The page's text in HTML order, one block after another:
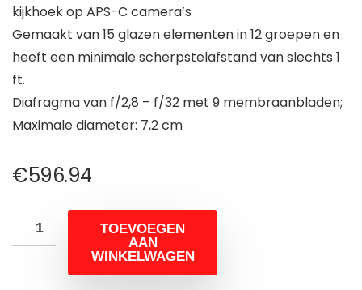
kijkhoek op APS-C camera’s
Gemaakt van 15 glazen elementen in 12 groepen en
heeft een minimale scherpstelafstand van slechts 1
ft.
Diafragma van f/2,8 – f/32 met 9 membraanbladen;
Maximale diameter: 7,2 cm
€596.94
TOEVOEGEN
AAN
WINKELWAGEN